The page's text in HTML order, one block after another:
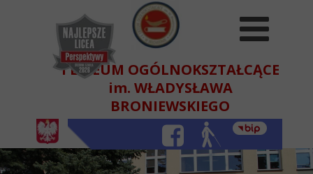
I LICEUM OGÓLNOKSZTAŁCĄCE
im. WŁADYSŁAWA
BRONIEWSKIEGO
W BEŁCHATOWIE